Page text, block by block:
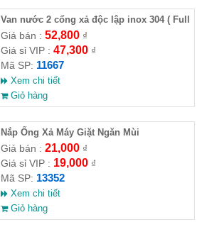
Van nước 2 cổng xả độc lập inox 304 ( Full
VAT )
Giá bán : 52,800₫
Giá sỉ VIP : 47,300₫
Mã SP: 11667
Xem chi tiết
Giỏ hàng
Nắp Ống Xả Máy Giặt Ngăn Mùi
Giá bán : 21,000₫
Giá sỉ VIP : 19,000₫
Mã SP: 13352
Xem chi tiết
Giỏ hàng